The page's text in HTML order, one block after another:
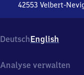
42553 Velbert-
Auf
der
1,
DeutschEnglish
Analyse verwalten